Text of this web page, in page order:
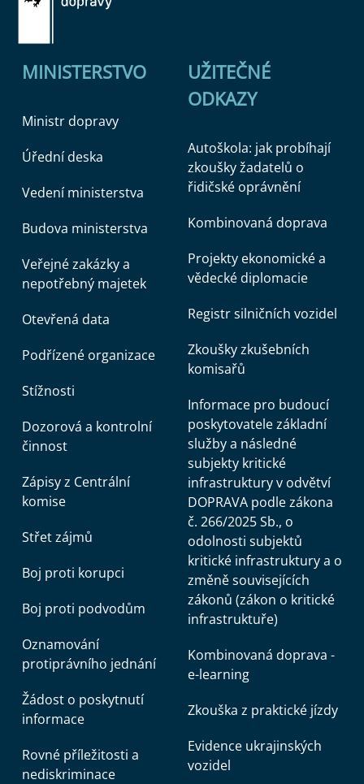
MINISTERSTVO
Ministr dopravy
Úřední deska
Vedení ministerstva
Budova ministerstva
Veřejné zakázky a
nepotřebný majetek
Otevřená data
Podřízené organizace
Stížnosti
Dozorová a kontrolní
činnost
Zápisy z Centrální
komise
Střet zájmů
Boj proti korupci
Boj proti podvodům
Oznamování
protiprávního jednání
Žádost o poskytnutí
informace
Rovné příležitosti a
nediskriminace
UŽITEČNÉ
ODKAZY
Autoškola: jak probíhají
zkoušky žadatelů o
řidičské oprávnění
Kombinovaná doprava
Projekty ekonomické a
vědecké diplomacie
Registr silničních vozidel
Zkoušky zkušebních
komisařů
Informace pro budoucí
poskytovatele základní
služby a následné
subjekty kritické
infrastruktury v odvětví
DOPRAVA podle zákona
č. 266/2025 Sb., o
odolnosti subjektů
kritické infrastruktury a o
změně souvisejících
zákonů (zákon o kritické
infrastruktuře)
Kombinovaná doprava -
e-learning
Zkouška z praktické jízdy
Evidence ukrajinských
vozidel